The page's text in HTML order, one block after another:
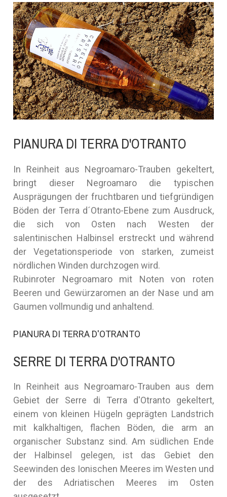
PIANURA DI TERRA D'OTRANTO
In Reinheit aus Negroamaro-Trauben gekeltert,
bringt dieser Negroamaro die typischen
Ausprägungen der fruchtbaren und tiefgründigen
Böden der Terra d´Otranto-Ebene zum Ausdruck,
die sich von Osten nach Westen der
salentinischen Halbinsel erstreckt und während
der Vegetationsperiode von starken, zumeist
nördlichen Winden durchzogen wird.
Rubinroter Negroamaro mit Noten von roten
Beeren und Gewürzaromen an der Nase und am
Gaumen vollmundig und anhaltend.
PIANURA DI TERRA D'OTRANTO
SERRE DI TERRA D'OTRANTO
In Reinheit aus Negroamaro-Trauben aus dem
Gebiet der Serre di Terra d'Otranto gekeltert,
einem von kleinen Hügeln geprägten Landstrich
mit kalkhaltigen, flachen Böden, die arm an
organischer Substanz sind. Am südlichen Ende
der Halbinsel gelegen, ist das Gebiet den
Seewinden des Ionischen Meeres im Westen und
der des Adriatischen Meeres im Osten